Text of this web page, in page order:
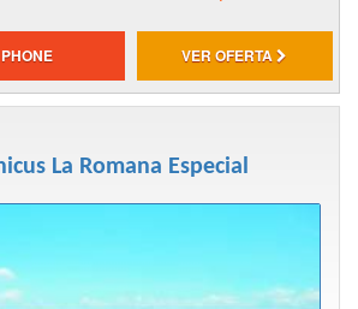
VER OFERTA
La Romana Especial